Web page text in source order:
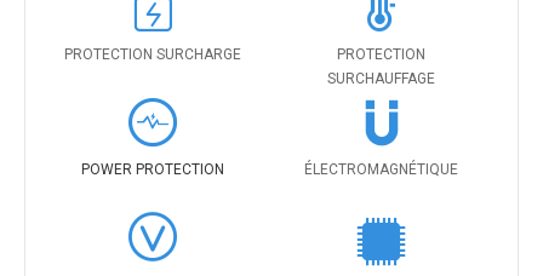
PROTECTION SURCHARGE
PROTECTION
SURCHAUFFAGE
POWER PROTECTION ÉLECTROMAGNÉTIQUE